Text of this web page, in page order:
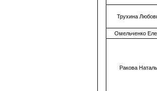
Трухина
Омельченко
Ракова